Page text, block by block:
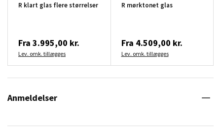
R klart glas flere størrelser
Fra 3.995,00 kr.
Lev. omk. tillægges
R mørktonet glas
Fra 4.509,00 kr.
Lev. omk. tillægges
Anmeldelser